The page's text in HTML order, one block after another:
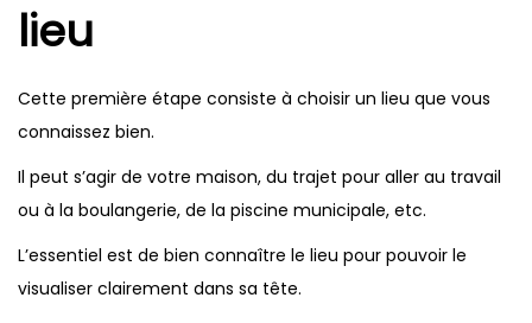
lieu
Cette première étape consiste à choisir un lieu que vous
connaissez bien.
Il peut s’agir de votre maison, du trajet pour aller au travail
ou à la boulangerie, de la piscine municipale, etc.
L’essentiel est de bien connaître le lieu pour pouvoir le
visualiser clairement dans sa tête.